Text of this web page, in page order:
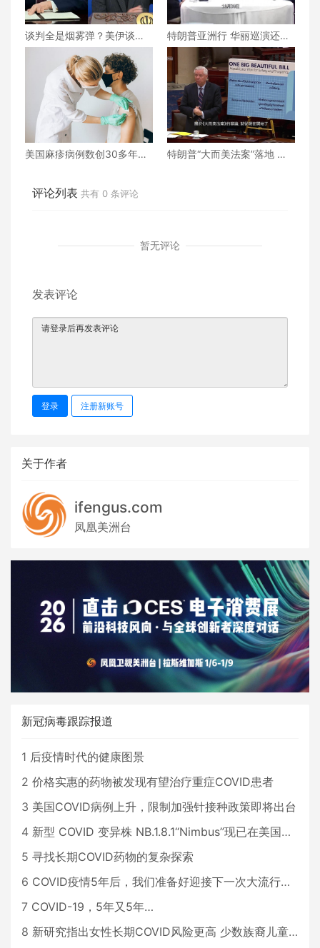
谈判全是烟雾弹？美伊谈判
还能继续下去吗？真相究竟
特朗普亚洲行 华丽巡演还是
战略博弈？
美国麻疹病例数创30多年来
特朗普“大而美法案”落地 誰
评论列表 共有 0 条评论
暂无评论
发表评论
登录 注册新账号
关于作者
ifengus.com
凤凰美洲台
新冠病毒跟踪报道
1 后疫情时代的健康图景
2 价格实惠的药物被发现有望治疗重症COVID患者
3 美国COVID病例上升，限制加强针接种政策即将出台
4 新型 COVID 变异株 NB.1.8.1“Nimbus”现已在美国占据主导地位
5 寻找长期COVID药物的复杂探索
6 COVID疫情5年后，我们准备好迎接下一次大流行了吗？
7 COVID-19，5年又5年…
8 新研究指出女性长期COVID风险更高 少数族裔儿童存在差异